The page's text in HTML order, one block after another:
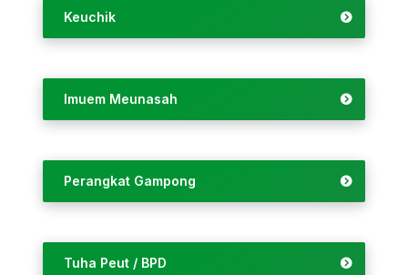
Keuchik
Imuem Meunasah
Perangkat Gampong
Tuha Peut / BPD